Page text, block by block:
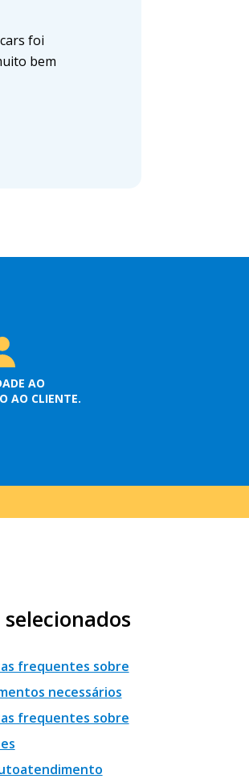
foi
bem
AO
AO CLIENTE.
frequentes sobre
necessários
frequentes sobre